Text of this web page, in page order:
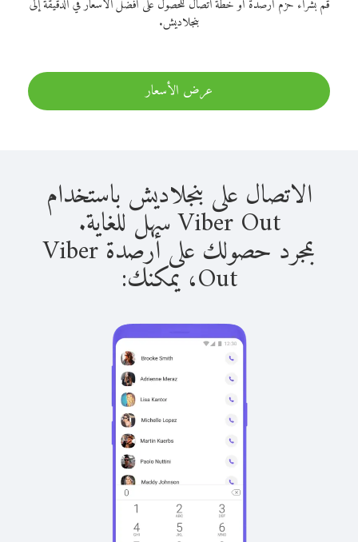
قم بشراء حزم أرصدة أو خطة اتصال للحصول على أفضل الأسعار في الدقيقة إلى
بنجلاديش.
عرض الأسعار
الاتصال على بنجلاديش باستخدام
Viber Out سهل للغاية.
بمجرد حصولك على أرصدة Viber
Out، يمكنك: